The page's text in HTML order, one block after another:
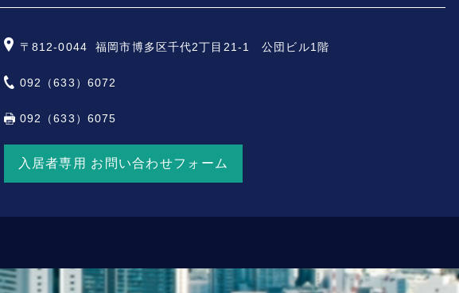
〒812-0044 福岡市博多区千代2丁目21-1 公団ビル1階
092（633）6072
092（633）6075
入居者専用 お問い合わせフォーム